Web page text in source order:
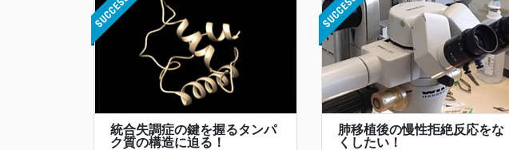
統合失調症の鍵を握るタンパ
ク質の構造に迫る！
肺移植後の慢性拒絶反応をな
くしたい！